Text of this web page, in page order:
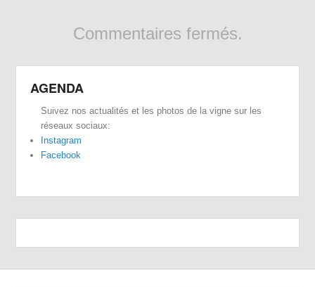
Commentaires fermés.
AGENDA
Suivez nos actualités et les photos de la vigne sur les
réseaux sociaux:
Instagram
Facebook